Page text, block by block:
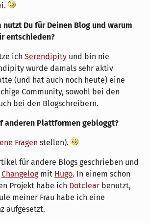
Du für Deinen Blog und warum
entschieden?
ich Serendipity und bin nie
wurde damals sehr aktiv
(und hat auch noch heute) eine
Community, sowohl bei den
bei den Blogschreibern.
anderen Plattformen gebloggt?
Fragen stellen).
für andere Blogs geschrieben und
Changelogmit Hugo. In einem schon
Projekt habe ich Dotclear benutzt,
meiner Frau habe ich eine
aufgesetzt.